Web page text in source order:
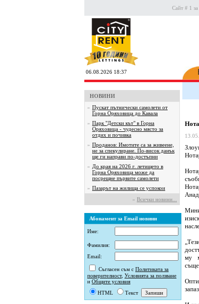
Сайт # 1
06.08.2026 18:37
НОВИНИ
» Пускат пътнически самолети от
Горна Оряховица до Кавала
» Парк "Детски кът" в Горна
Оряховица - чудесно място за
отдих и почивка
» Проданов: Имотите са за живеене,
не за спекулиране. По-висок данък
ще ги направи по-достъпни
» До края на 2026 г. летището в
Горна Оряховица може да
посрещне първите самолети
» Пазарът на жилища се успокои
» Всички новини...
Абонамент за Email новини
Име:
Фамилия:
Email:
Съгласен съм с Политиката за
поверителност, Условията за ползване
и Общите условия
HTML
Текст
му